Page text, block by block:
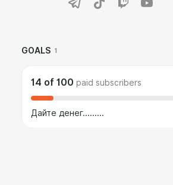
GOALS 1
14 of 100 paid subscribers
Дайте денег.........